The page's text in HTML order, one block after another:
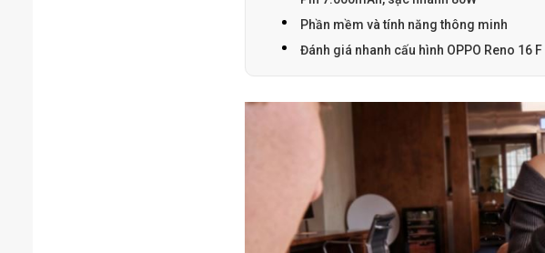
Phần mềm và tính năng thông minh
Đánh giá nhanh cấu hình OPPO Reno 16 F